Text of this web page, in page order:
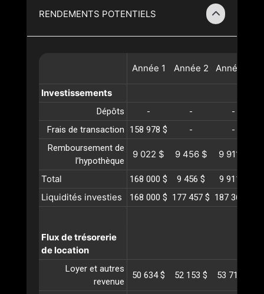
RENDEMENTS POTENTIELS
Année 1 Année 2 Année
Investissements
Dépôts - -
-
Frais de transaction
158 978 $ -
-
Remboursement de
l’hypothèque
9 022 $ 9 456 $ 9 911 $
Total 168 000 $ 9 456 $ 9 911 $
Liquidités investies 168 000 $ 177 457 $ 187 368 $
Flux de trésorerie
de location
Loyer et autres
revenue
50 634 $ 52 153 $ 53 717 $